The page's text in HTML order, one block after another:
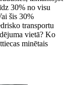
30% no visu
šis 30%
transportu
vietā? Ko
minētais